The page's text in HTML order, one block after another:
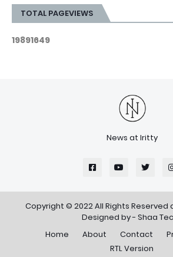
TOTAL PAGEVIEWS
19891649
News at Iritty
Copyright © 2022 All Rights Reserved
Designed by - Shaa
Home
About Contact
RTL Version